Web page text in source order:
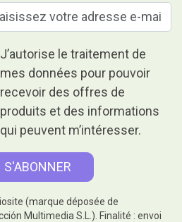
J’autorise le traitement de
mes données pour pouvoir
recevoir des offres de
produits et des informations
qui peuvent m’intéresser.
(marque déposée de
Multimedia S.L.). Finalité : envoi